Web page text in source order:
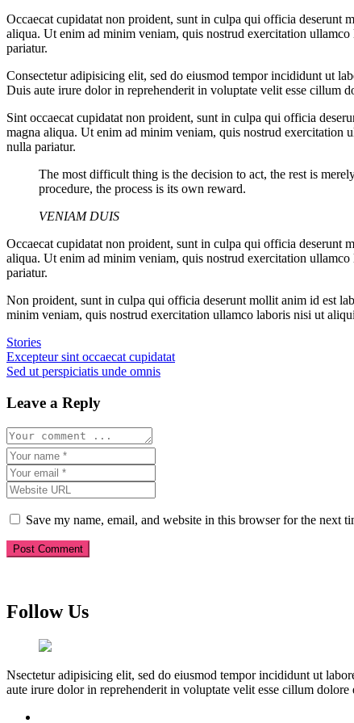
Occaecat cupidatat non proident, sunt in culpa qui officia deserunt
aliqua. Ut enim ad minim veniam, quis nostrud exercitation
pariatur.
Consectetur adipisicing elit, sed do eiusmod tempor incididunt ut
Duis aute irure dolor in reprehenderit in voluptate velit esse cillum
Sint occaecat cupidatat non proident, sunt in culpa qui officia
magna aliqua. Ut enim ad minim veniam, quis nostrud exercitation
nulla pariatur.
The most difficult thing is the decision to act, the rest is
procedure, the process is its own reward.
VENIAM DUIS
Occaecat cupidatat non proident, sunt in culpa qui officia deserunt
aliqua. Ut enim ad minim veniam, quis nostrud exercitation
pariatur.
Non proident, sunt in culpa qui officia deserunt mollit anim id est
minim veniam, quis nostrud exercitation ullamco laboris nisi ut
Stories
Post
navigation
Excepteur sint occaecat cupidatat
Sed ut perspiciatis unde omnis
Leave a Reply
Save my name, email, and website in this browser for the next
Follow Us
Nsectetur adipisicing elit, sed do eiusmod tempor incididunt ut
aute irure dolor in reprehenderit in voluptate velit esse cillum dolore